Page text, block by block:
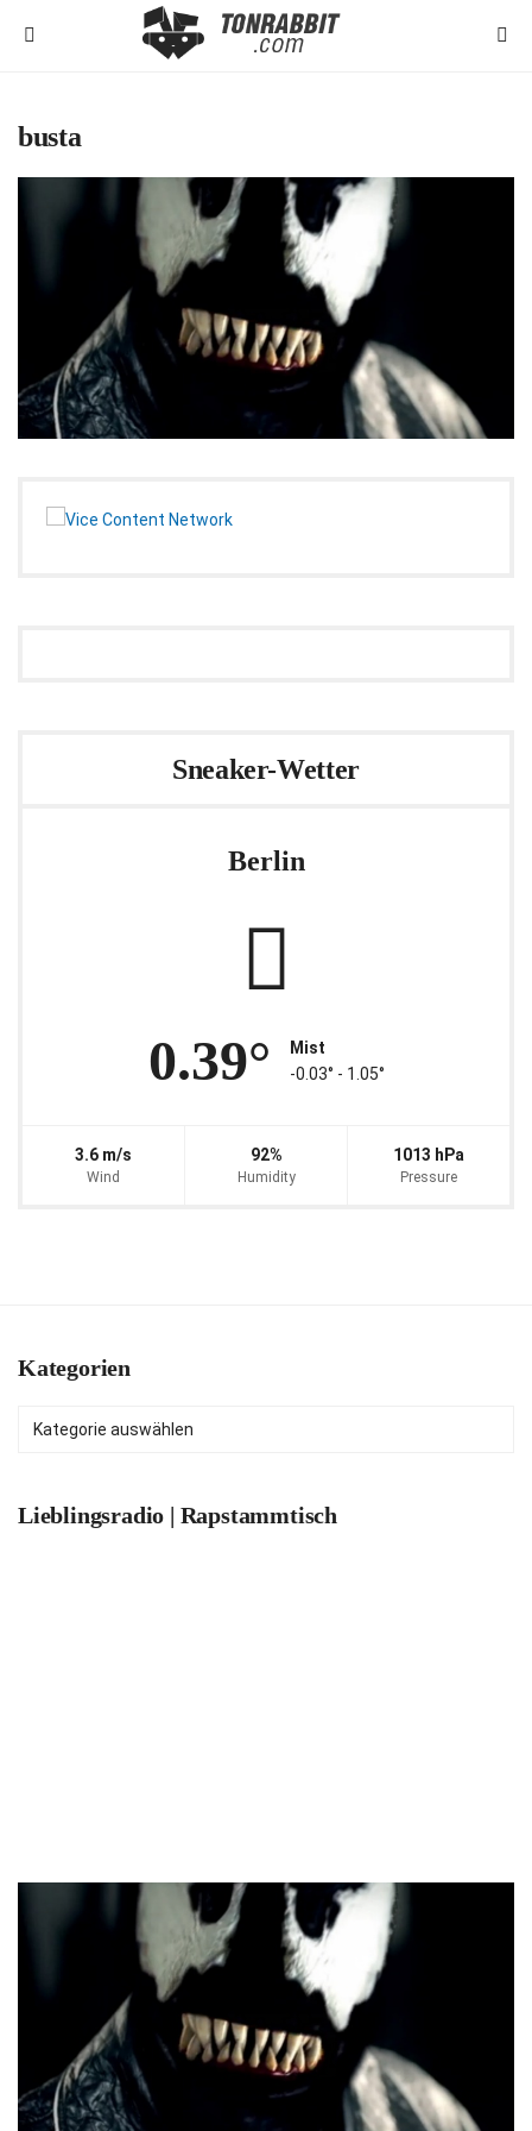
busta
Sneaker-Wetter
Berlin
0.39°
Mist
-0.03° ‐ 1.05°
3.6 m/s
Wind
92%
Humidity
1013 hPa
Pressure
Kategorien
Lieblingsradio | Rapstammtisch